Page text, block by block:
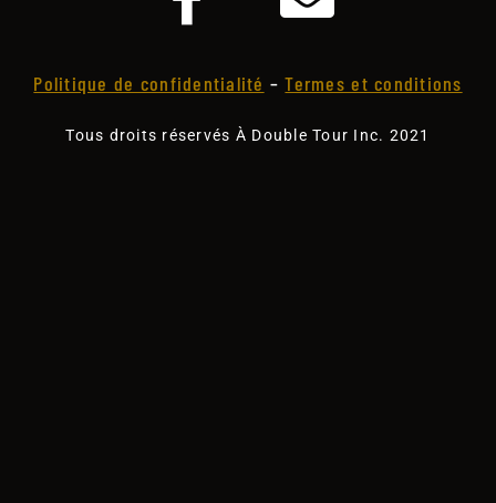
Politique de confidentialité –Termes et conditions
Tous droits réservés À Double Tour Inc. 2021